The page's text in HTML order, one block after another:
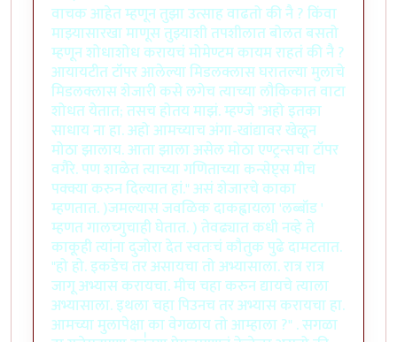
वाचक आहेत म्हणून तुझा उत्साह वाढतो की नै ? किंवा
माझ्यासारखा माणूस तुझ्याशी तपशीलात बोलत बसतो
म्हणून शोधाशोध करायचं मोमेण्टम कायम राहतं की नै ?
आयायटीत टॉपर आलेल्या मिडलक्लास घरातल्या मुलाचे
मिडलक्लास शेजारी कसे लगेच त्याच्या लौकिकात वाटा
शोधत येतात; तसच होतय माझं. म्हण्जे "अहो इतका
साधाय ना हा. अहो आमच्याच अंगा-खांद्यावर खेळून
मोठा झालाय. आता झाला असेल मोठा एण्ट्रन्सचा टॉपर
वगैरे. पण शाळेत त्याच्या गणिताच्या कन्सेप्ट्स मीच
पक्क्या करुन दिल्यात हां." असं शेजारचे काका
म्हणतात. )जमल्यास जवळिक दाकह्वायला 'लब्बॉड '
म्हणत गालच्गुचाही घेतात. ) तेवढ्यात कधी नव्हे ते
काकूही त्यांना दुजोरा देत स्वतःचं कौतुक पुढे दामटतात.
"हो हो. इकडेच तर असायचा तो अभ्यासाला. रात्र रात्र
जागू अभ्यास करायचा. मीच चहा करुन द्यायचे त्याला
अभ्यासाला. इथला चहा पिउनच तर अभ्यास करायचा हा.
आमच्या मुलापेक्षा का वेगळाय तो आम्हाला ?" . सगळा